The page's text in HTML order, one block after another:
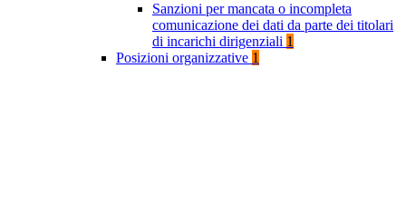
Sanzioni per mancata o incompleta
comunicazione dei dati da parte dei titolari
di incarichi dirigenziali 1
Posizioni organizzative 1